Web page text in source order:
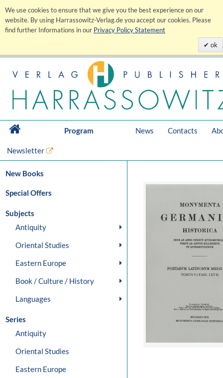
We use cookies to ensure that we give you the best experience on our
website. By using Harrassowitz-Verlag.de you accept our cookies. Please
find further Informations in our Privacy Policy Statement
ok
Program News Contacts
Newsletter
New Books
Special Offers
Subjects
Antiquity
Oriental Studies
Eastern Europe
Book / Culture / History
Languages
Series
Antiquity
Oriental Studies
Eastern Europe